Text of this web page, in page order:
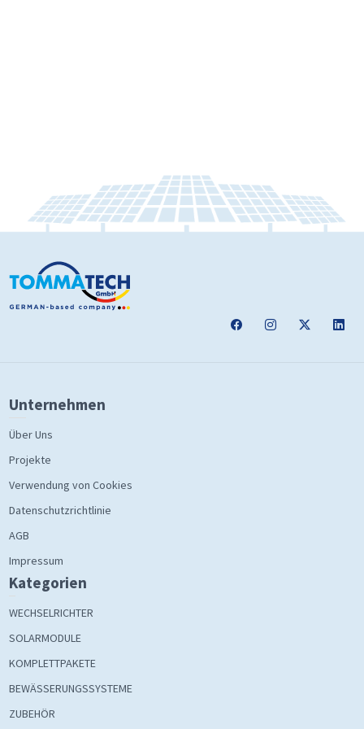
Unternehmen
Über Uns
Projekte
Verwendung von Cookies
Datenschutzrichtlinie
AGB
Impressum
Kategorien
WECHSELRICHTER
SOLARMODULE
KOMPLETTPAKETE
BEWÄSSERUNGSSYSTEME
ZUBEHÖR